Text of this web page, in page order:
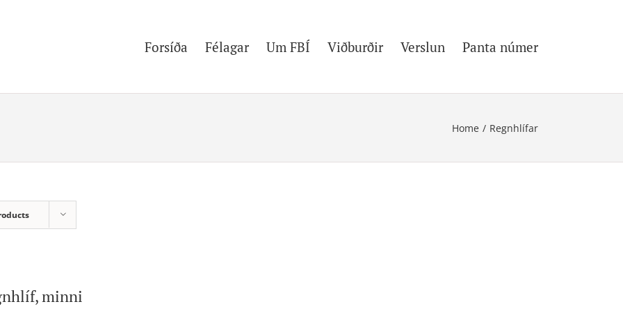
Forsíða Félagar Um FBÍ Viðburðir Verslun Panta númer
Home / Regnhlífar
minni